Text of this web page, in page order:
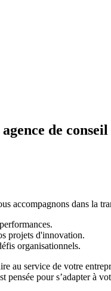
de
accompagnons dans la
projets d'innovation.
organisationnels.
au service de votre
pensée pour s’adapter à